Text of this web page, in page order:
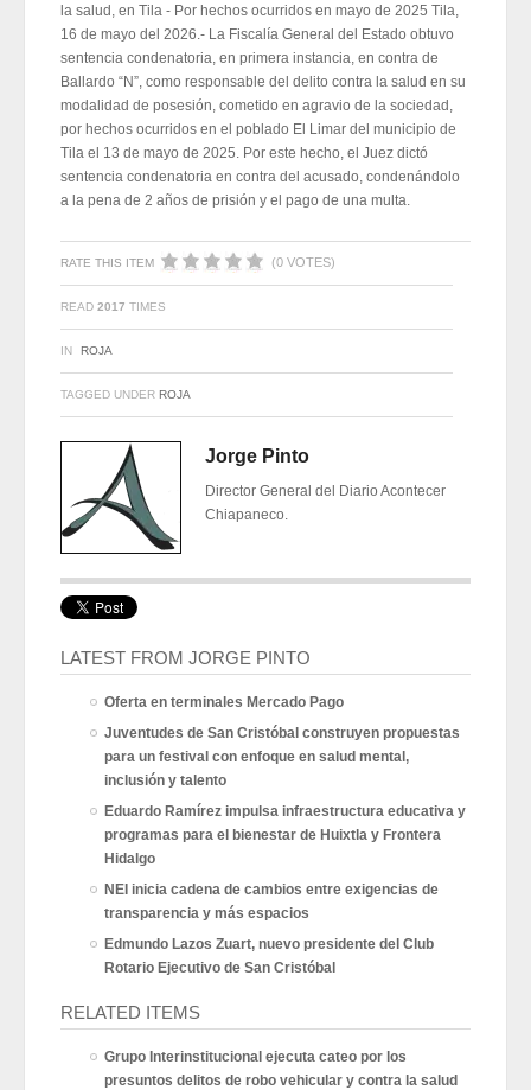
la salud, en Tila - Por hechos ocurridos en mayo de 2025 Tila,
16 de mayo del 2026.- La Fiscalía General del Estado obtuvo
sentencia condenatoria, en primera instancia, en contra de
Ballardo “N”, como responsable del delito contra la salud en su
modalidad de posesión, cometido en agravio de la sociedad,
por hechos ocurridos en el poblado El Limar del municipio de
Tila el 13 de mayo de 2025. Por este hecho, el Juez dictó
sentencia condenatoria en contra del acusado, condenándolo
a la pena de 2 años de prisión y el pago de una multa.
RATE THIS ITEM (0 VOTES)
READ 2017 TIMES
IN ROJA
TAGGED UNDER ROJA
Jorge Pinto
Director General del Diario Acontecer
Chiapaneco.
LATEST FROM JORGE PINTO
Oferta en terminales Mercado Pago
Juventudes de San Cristóbal construyen propuestas
para un festival con enfoque en salud mental,
inclusión y talento
Eduardo Ramírez impulsa infraestructura educativa y
programas para el bienestar de Huixtla y Frontera
Hidalgo
NEI inicia cadena de cambios entre exigencias de
transparencia y más espacios
Edmundo Lazos Zuart, nuevo presidente del Club
Rotario Ejecutivo de San Cristóbal
RELATED ITEMS
Grupo Interinstitucional ejecuta cateo por los
presuntos delitos de robo vehicular y contra la salud